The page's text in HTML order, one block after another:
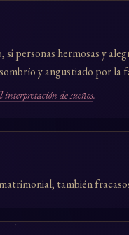
personas hermosas y
y angustiado por la
interpretación de sueños.
también